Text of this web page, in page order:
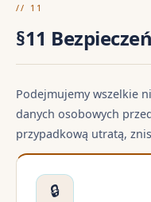
// 11
§11
Podejmujemy wszelkie
danych osobowych
przypadkową utratą,
🔒